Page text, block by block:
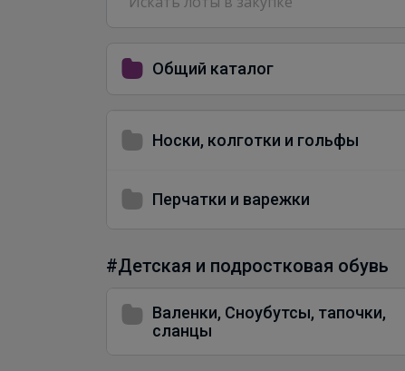
Общий каталог
Носки, колготки и гольфы
Перчатки и варежки
#Детская и подростковая обувь
Валенки, Сноубутсы, тапочки,
сланцы